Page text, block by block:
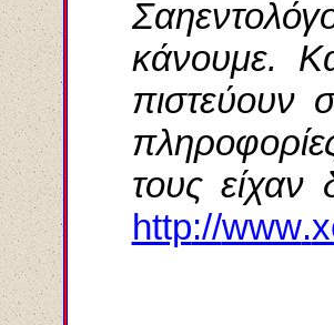
κάνουμε.
πιστεύουν
τους είχαν
http://www.